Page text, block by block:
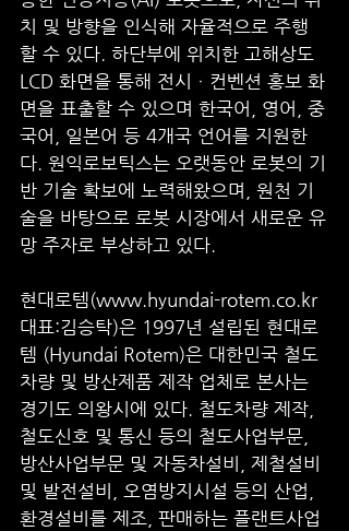
치 및 방향을 인식해 자율적으로 주행
할 수 있다. 하단부에 위치한 고해상도
LCD 화면을 통해 전시ㆍ컨벤션 홍보 화
면을 표출할 수 있으며 한국어, 영어, 중
국어, 일본어 등 4개국 언어를 지원한
다. 원익로보틱스는 오랫동안 로봇의 기
반 기술 확보에 노력해왔으며, 원천 기
술을 바탕으로 로봇 시장에서 새로운 유
망 주자로 부상하고 있다.
현대로템(www.hyundai-rotem.co.kr
대표:김승탁)은 1997년 설립된 현대로
템 (Hyundai Rotem)은 대한민국 철도
차량 및 방산제품 제작 업체로 본사는
경기도 의왕시에 있다. 철도차량 제작,
철도신호 및 통신 등의 철도사업부문,
방산사업부문 및 자동차설비, 제철설비
및 발전설비, 오염방지시설 등의 산업,
환경설비를 제조, 판매하는 플랜트사업